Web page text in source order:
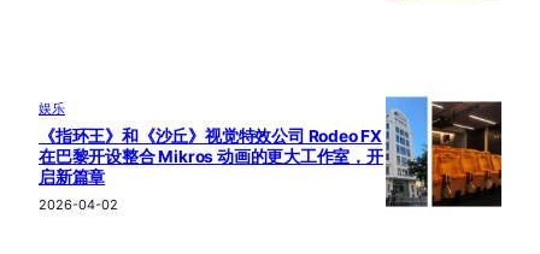
娱乐
《指环王》和《沙丘》视觉特效公司 Rodeo FX
在巴黎开设整合 Mikros 动画的更大工作室，开
启新篇章
2026-04-02